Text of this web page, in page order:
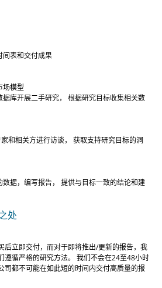
间表和交付成果
场模型
库开展二手研究， 根据研究目标收集相关数
和相关方进行访谈， 获取支持研究目标的洞
据，编写报告， 提供与目标一致的结论和建
处
后立即交付，而对于即将推出/更新的报告，我
循严格的研究方法。 我们不会在24至48小时
司都不可能在如此短的时间内交付高质量的报